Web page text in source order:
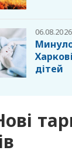
06.08.2026
дітей